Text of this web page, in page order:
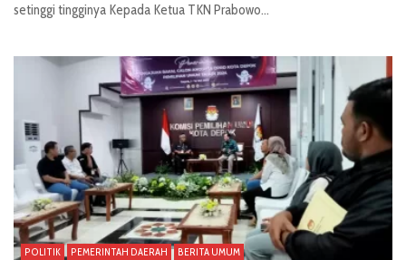
setinggi tingginya Kepada Ketua TKN Prabowo...
POLITIK PEMERINTAH DAERAH BERITA UMUM